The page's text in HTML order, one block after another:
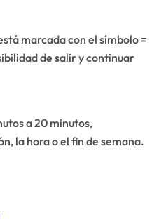
marcada con el símbolo =
de salir y continuar
a 20 minutos,
la hora o el fin de semana.